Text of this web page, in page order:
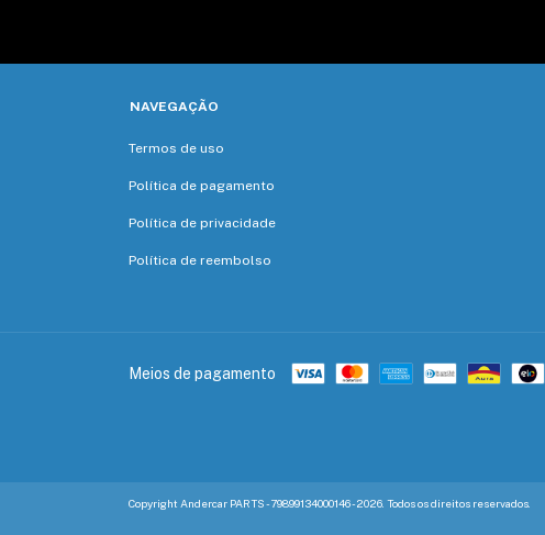
NAVEGAÇÃO
Termos de uso
Política de pagamento
Política de privacidade
Política de reembolso
Meios de pagamento
Copyright Andercar PARTS - 79899134000146 - 2026. Todos os direitos reservados.